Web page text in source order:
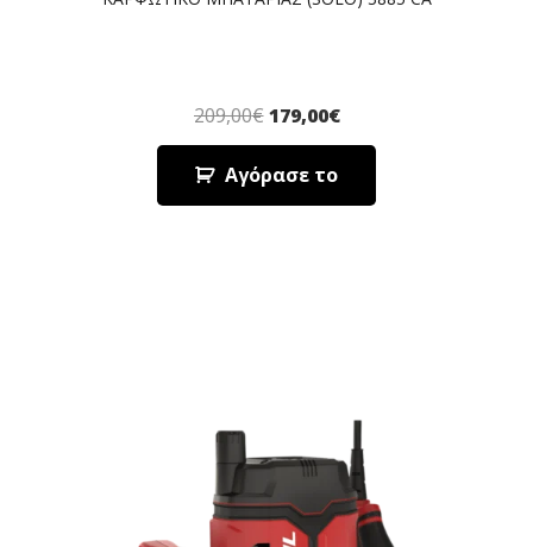
209,00€ 179,00€
Αγόρασε το